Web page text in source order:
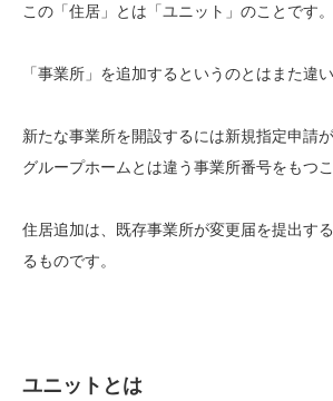
この「住居」とは「ユニット」のことです。
「事業所」を追加するというのとはまた違い
新たな事業所を開設するには新規指定申請
グループホームとは違う事業所番号をもつこ
住居追加は、既存事業所が変更届を提出す
るものです。
ユニットとは